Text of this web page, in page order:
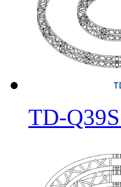
TD-